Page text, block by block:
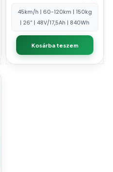
45km/h | 60-120km | 150kg
| 26″ | 48V/17,5Ah | 840Wh
Kosárba teszem